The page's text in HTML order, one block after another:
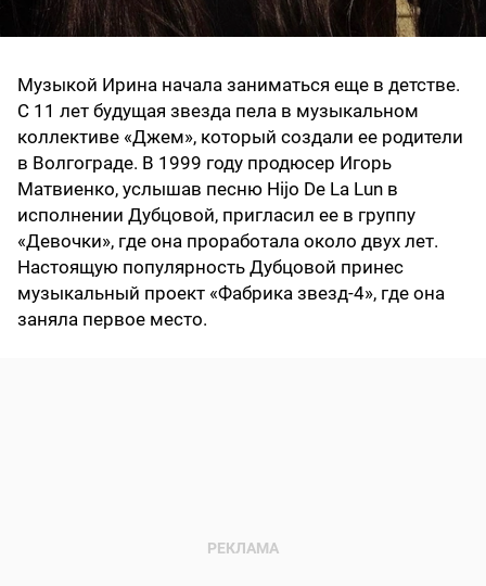
Музыкой Ирина начала заниматься еще в детстве.
С 11 лет будущая звезда пела в музыкальном
коллективе «Джем», который создали ее родители
в Волгограде. В 1999 году продюсер Игорь
Матвиенко, услышав песню Hijo De La Lun в
исполнении Дубцовой, пригласил ее в группу
«Девочки», где она проработала около двух лет.
Настоящую популярность Дубцовой принес
музыкальный проект «Фабрика звезд-4», где она
заняла первое место.